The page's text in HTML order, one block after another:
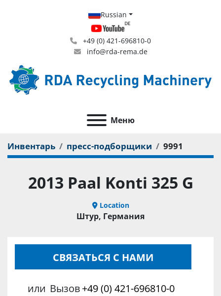
+49 (0) 421-696810-0
info@rda-rema.de
Russian
Меню
Инвентарь пресс-подборщики 9991
2013 Paal Konti 325 G
Location
Штур, Германия
СВЯЗАТЬСЯ С НАМИ
или Вызов+49 (0) 421-696810-0